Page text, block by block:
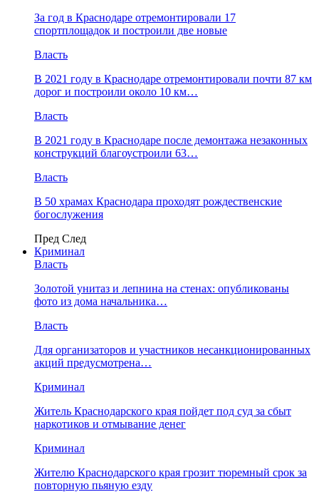
За год в Краснодаре отремонтировали 17
спортплощадок и построили две новые
Власть
В 2021 году в Краснодаре отремонтировали почти 87 км
дорог и построили около 10 км…
Власть
В 2021 году в Краснодаре после демонтажа незаконных
конструкций благоустроили 63…
Власть
В 50 храмах Краснодара проходят рождественские
богослужения
Пред След
Криминал
Власть
​Золотой унитаз и лепнина на стенах: опубликованы
фото из дома начальника…
Власть
Для организаторов и участников несанкционированных
акций предусмотрена…
Криминал
Житель Краснодарского края пойдет под суд за сбыт
наркотиков и отмывание денег
Криминал
Жителю Краснодарского края грозит тюремный срок за
повторную пьяную езду